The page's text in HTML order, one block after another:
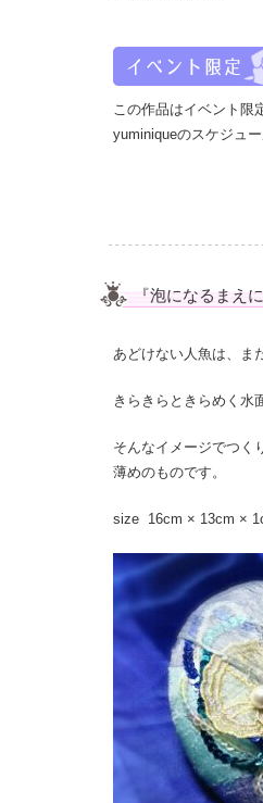
この作品はイベント限
yuminiqueのスケジュ
『泡になるまえ
あどけない人魚は、ま
きらきらときらめく水
そんなイメージでつく
薄めのものです。
size 16cm × 13cm ×